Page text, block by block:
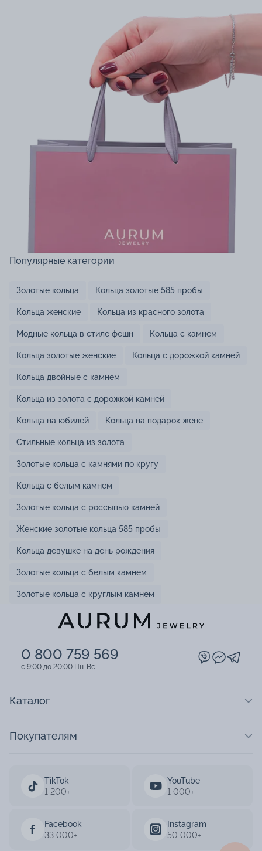
Популярные категории
Золотые кольца Кольца золотые 585 пробы
Кольца женские Кольца из красного золота
Модные кольца в стиле фешн Кольца с камнем
Кольца золотые женские Кольца с дорожкой камней
Кольца двойные с камнем
Кольца из золота с дорожкой камней
Кольца на юбилей Кольца на подарок жене
Стильные кольца из золота
Золотые кольца с камнями по кругу
Кольца с белым камнем
Золотые кольца с россыпью камней
Женские золотые кольца 585 пробы
Кольца девушке на день рождения
Золотые кольца с белым камнем
Золотые кольца с круглым камнем
0 800 759 569
c 9:00 до 20:00 Пн-Вс
TikTok
1 200+
YouTube
1 000+
Facebook
33 000+
Instagram
50 000+
Каталог
Покупателям